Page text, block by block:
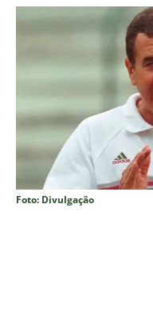
Foto: Divulgação